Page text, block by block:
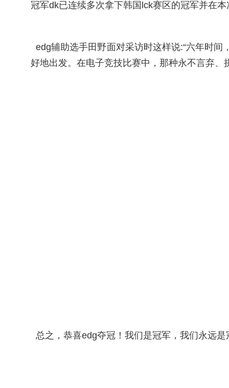
冠军dk已连续多次拿下韩国lck赛区的冠军并在
edg辅助选手田野面对采访时这样说:“六年时
好地出发。在电子竞技比赛中，那种永不言弃
总之，恭喜edg夺冠！我们是冠军，我们永远是